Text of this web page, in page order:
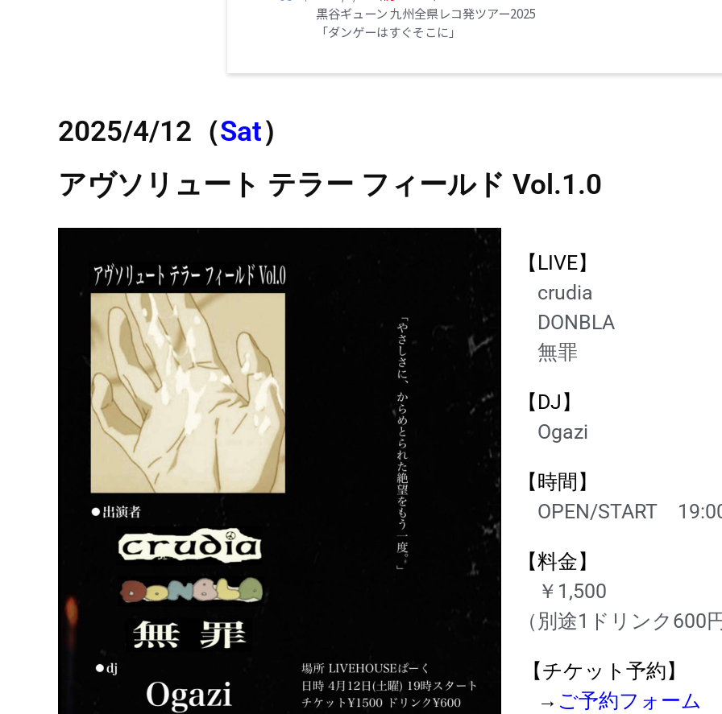
黒谷ギューン 九州全県レコ発ツアー2025
「ダンゲーはすぐそこに」
2025/4/12 （Sat）
アヴソリュート テラー フィールド Vol.1.0
【LIVE】
crudia
DONBLA
無罪
【DJ】
Ogazi
【時間】
OPEN/START 19
【料金】
￥1,500
（ 別途1ドリンク600
【チケット予約】
→ ご予約フォーム